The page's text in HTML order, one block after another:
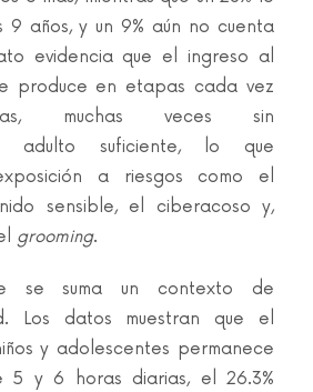
años, y un 9% aún no cuenta
evidencia que el ingreso al
produce en etapas cada vez
muchas veces sin
adulto suficiente, lo que
a riesgos como el
sensible, el ciberacoso y,
grooming.
se suma un contexto de
Los datos muestran que el
y adolescentes permanece
5 y 6 horas diarias, el 26.3%